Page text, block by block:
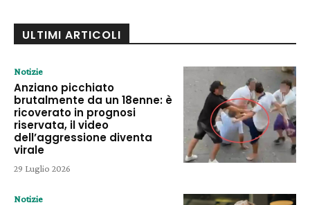
ULTIMI ARTICOLI
Notizie
Anziano picchiato
brutalmente da un 18enne: è
ricoverato in prognosi
riservata, il video
dell’aggressione diventa
virale
29 Luglio 2026
Notizie